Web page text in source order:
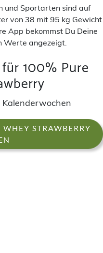
und Sportarten sind auf
von 38 mit 95 kg Gewicht
App bekommst Du Deine
Werte angezeigt.
100% Pure
STRAWBERRY